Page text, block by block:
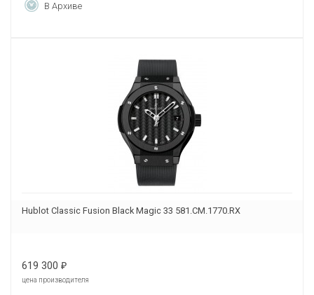
В Архиве
Hublot Classic Fusion Black Magic 33 581.CM.1770.RX
619 300 ₽
цена производителя